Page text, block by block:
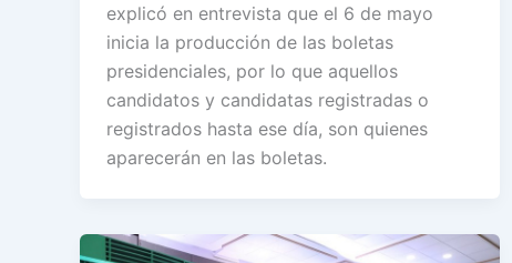
explicó en entrevista que el 6 de mayo
inicia la producción de las boletas
presidenciales, por lo que aquellos
candidatos y candidatas registradas o
registrados hasta ese día, son quienes
aparecerán en las boletas.